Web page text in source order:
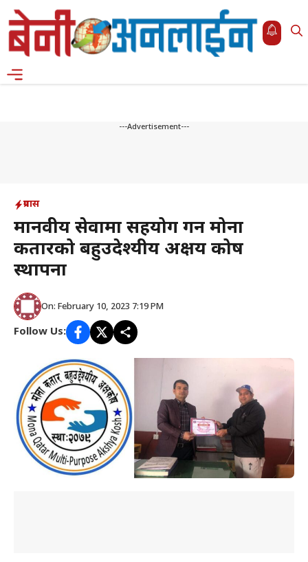
Skip
to
content
---Advertisement---
प्रवास
मानवीय सेवामा सहयोग गर्न मोना
कतारको बहुउदेश्यीय अक्षय कोष
स्थापना
On: February 10, 2023 7:19 PM
Follow Us: